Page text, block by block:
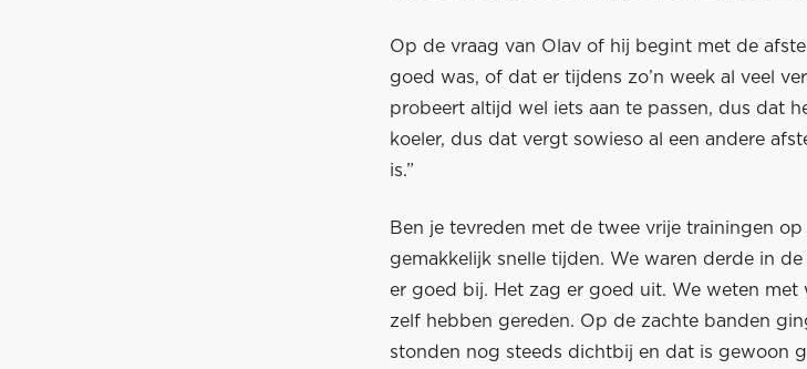
Op de vraag van Olav of hij begint met de
goed was, of dat er tijdens zo’n week al veel
probeert altijd wel iets aan te passen, dus dat
koeler, dus dat vergt sowieso al een andere
is.”
Ben je tevreden met de twee vrije trainingen op
gemakkelijk snelle tijden. We waren derde in
er goed bij. Het zag er goed uit. We weten
zelf hebben gereden. Op de zachte banden
stonden nog steeds dichtbij en dat is gewoon